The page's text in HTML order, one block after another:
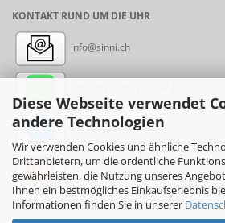
Diese Webseite verwendet
andere Technologien
Wir verwenden Cookies und ähnliche
Drittanbietern, um die ordentliche
gewährleisten, die Nutzung unseres
Ihnen ein bestmögliches Einkaufserlebnis
Informationen finden Sie in unserer
KONTAKT RUND UM DIE UHR
info@sinni.ch
Messenger: sinni.ch
Instagram: sinni_ch